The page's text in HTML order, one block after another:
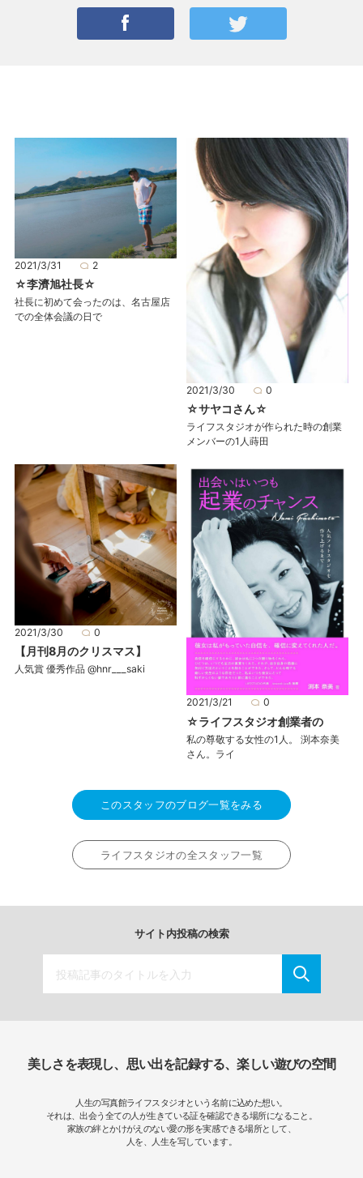
2021/3/31 2
☆李濟旭社長☆
社長に初めて会ったのは、名古屋店
での全体会議の日で
2021/3/30 0
☆サヤコさん☆
ライフスタジオが作られた時の創業
メンバーの1人蒔田
2021/3/30 0
【月刊8月のクリスマス】
人気賞 優秀作品 @hnr___saki
2021/3/21 0
☆ライフスタジオ創業者の
私の尊敬する女性の1人。 渕本奈美
さん。ライ
このスタッフのブログ一覧をみる
ライフスタジオの全スタッフ一覧
サイト内投稿の検索
美しさを表現し、思い出を記録する、楽しい遊びの空間
人生の写真館ライフスタジオという名前に込めた想い。
それは、出会う全ての人が生きている証を確認できる場所になること。
家族の絆とかけがえのない愛の形を実感できる場所として、
人を、人生を写しています。